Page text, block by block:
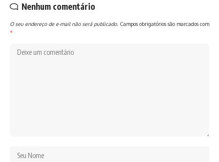
Nenhum comentário
O seu endereço de e-mail não será publicado. Campos obrigatórios são marcados com
*